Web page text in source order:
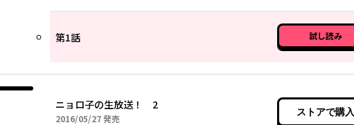
第1話 試し読み
ニョロ子の生放送！ 2
2016/05/272016年05月27日
発売
ストアで購入